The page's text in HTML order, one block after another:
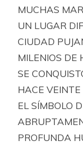
MUCHAS
UN LUGAR
CIUDAD
MILENIOS DE
SE
HACE
EL SÍMBOLO
PROFUNDA